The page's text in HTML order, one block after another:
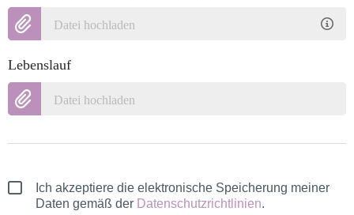
Datei hochladen
Lebenslauf
Datei hochladen
Ich akzeptiere die elektronische Speicherung meiner
Daten gemäß der Datenschutzrichtlinien.